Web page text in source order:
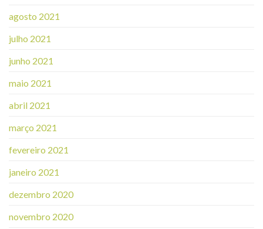
agosto 2021
julho 2021
junho 2021
maio 2021
abril 2021
março 2021
fevereiro 2021
janeiro 2021
dezembro 2020
novembro 2020